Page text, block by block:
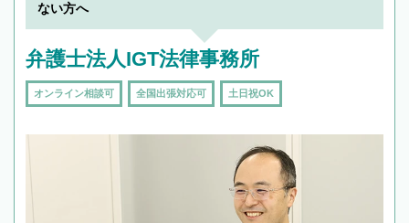
ない方へ
弁護士法人IGT法律事務所
オンライン相談可 全国出張対応可 土日祝OK